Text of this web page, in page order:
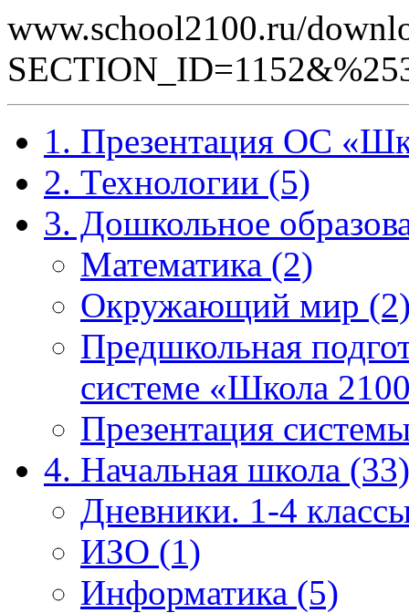
www.school2100.ru/
1. Презентация ОС
2. Технологии (5)
3. Дошкольное
Математика (2)
Окружающий мир
Предшкольная
системе «Школа
Презентация
4. Начальная школа (33)
Дневники. 1-4
ИЗО (1)
Информатика (5)